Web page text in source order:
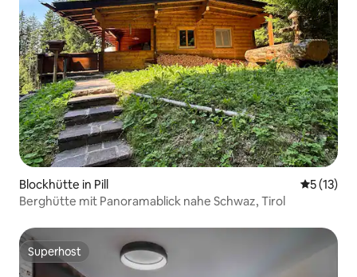
Blockhütte in Pill
5 (13)
Berghütte mit Panoramablick nahe Schwaz, Tirol
Superhost
Superhost